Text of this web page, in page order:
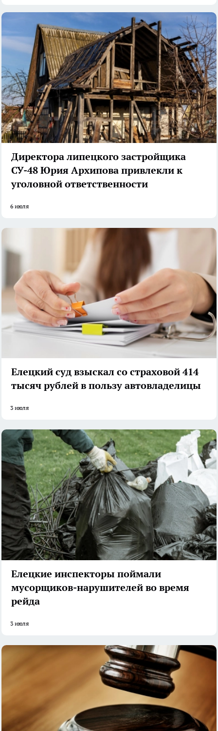
Директора липецкого застройщика
СУ-48 Юрия Архипова привлекли к
уголовной ответственности
6 июля
Елецкий суд взыскал со страховой 414
тысяч рублей в пользу автовладелицы
3 июля
Елецкие инспекторы поймали
мусорщиков-нарушителей во время
рейда
3 июля